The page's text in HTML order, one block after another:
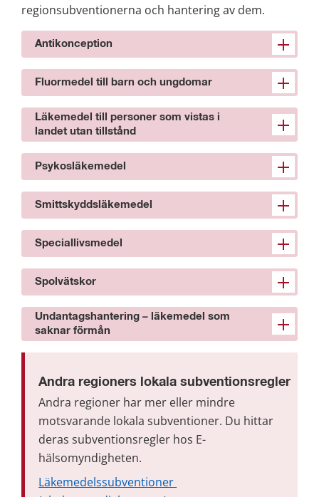
regionsubventionerna och hantering av dem.
Antikonception
Fluormedel till barn och ungdomar
Läkemedel till personer som vistas i
landet utan tillstånd
Psykosläkemedel
Smittskyddsläkemedel
Speciallivsmedel
Spolvätskor
Undantagshantering – läkemedel som
saknar förmån
Andra regioners lokala subventionsregler
Andra regioner har mer eller mindre
motsvarande lokala subventioner. Du hittar
deras subventionsregler hos E-
hälsomyndigheten.
Läkemedelssubventioner